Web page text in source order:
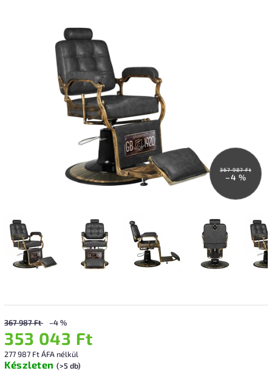
367 987 Ft
–4 %
367 987 Ft –4 %
353 043 Ft
277 987 Ft ÁFA nélkül
Készleten (>5 db)